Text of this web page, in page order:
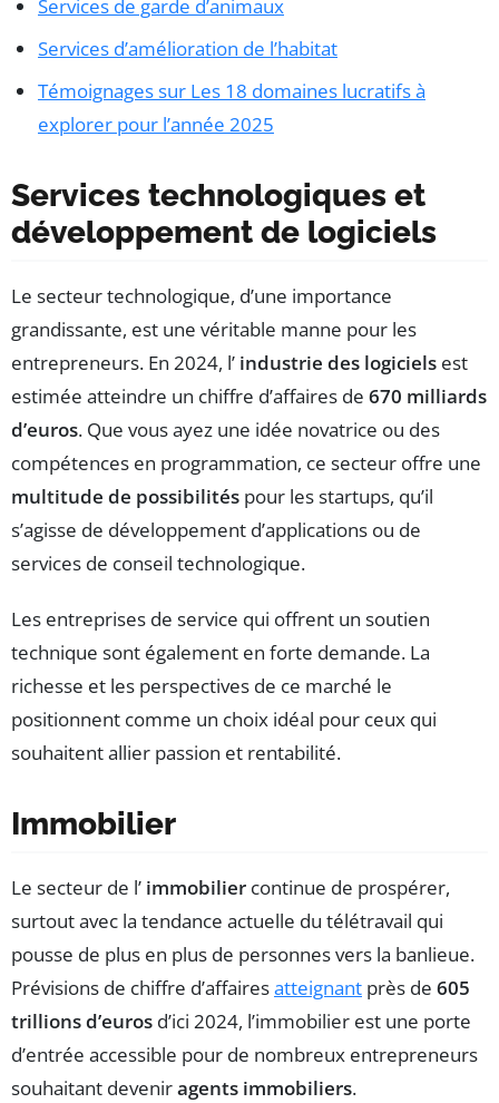
Services de garde d’animaux
Services d’amélioration de l’habitat
Témoignages sur Les 18 domaines lucratifs à
explorer pour l’année 2025
Services technologiques et
développement de logiciels
Le secteur technologique, d’une importance
grandissante, est une véritable manne pour les
entrepreneurs. En 2024, l’ industrie des logiciels est
estimée atteindre un chiffre d’affaires de 670 milliards
d’euros. Que vous ayez une idée novatrice ou des
compétences en programmation, ce secteur offre une
multitude de possibilités pour les startups, qu’il
s’agisse de développement d’applications ou de
services de conseil technologique.
Les entreprises de service qui offrent un soutien
technique sont également en forte demande. La
richesse et les perspectives de ce marché le
positionnent comme un choix idéal pour ceux qui
souhaitent allier passion et rentabilité.
Immobilier
Le secteur de l’ immobilier continue de prospérer,
surtout avec la tendance actuelle du télétravail qui
pousse de plus en plus de personnes vers la banlieue.
Prévisions de chiffre d’affairesatteignant près de 605
trillions d’euros d’ici 2024, l’immobilier est une porte
d’entrée accessible pour de nombreux entrepreneurs
souhaitant deveniragents immobiliers.